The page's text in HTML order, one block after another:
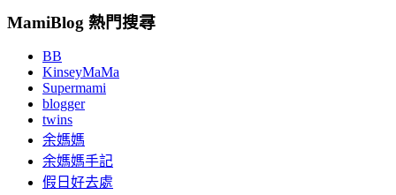
MamiBlog 熱門搜尋
BB
KinseyMaMa
Supermami
blogger
twins
余媽媽
余媽媽手記
假日好去處